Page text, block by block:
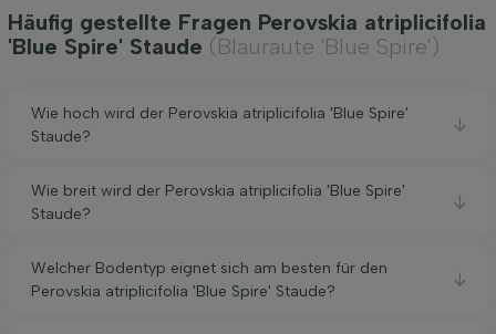
Häufig gestellte Fragen Perovskia atriplicifolia
'Blue Spire' Staude (Blauraute 'Blue Spire')
Wie hoch wird der Perovskia atriplicifolia 'Blue Spire'
Staude?
Wie breit wird der Perovskia atriplicifolia 'Blue Spire'
Staude?
Welcher Bodentyp eignet sich am besten für den
Perovskia atriplicifolia 'Blue Spire' Staude?